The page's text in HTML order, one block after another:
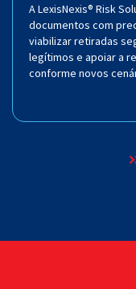
A LexisNexis® Risk
documentos com
viabilizar retiradas
legítimos e apoiar a
conforme novos